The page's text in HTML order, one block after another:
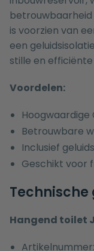
betrouwbaarheid
is voorzien van
een
stille en
Voordelen:
Betrouwbare
Inclusief
Geschikt voor
Technische
Hangend toilet